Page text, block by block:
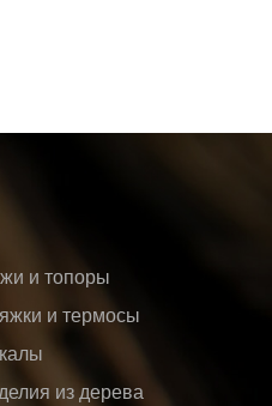
и топоры
и термосы
из дерева